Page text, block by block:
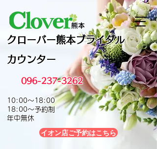
クローバー熊本ブライダル
カウンター
096-237-3262
10:00～18:00
18:00～予約制
年中無休
イオン店ご予約はこちら